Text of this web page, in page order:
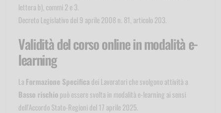
lettera b), commi 2 e 3.
Decreto Legislativo del 9 aprile 2008 n. 81, articolo 203.
Validità del corso online in modalità e-
learning
La Formazione Specifica dei Lavoratori che svolgono attività a
Basso rischio può essere svolta in modalità e-learning ai sensi
dell'Accordo Stato-Regioni del 17 aprile 2025.